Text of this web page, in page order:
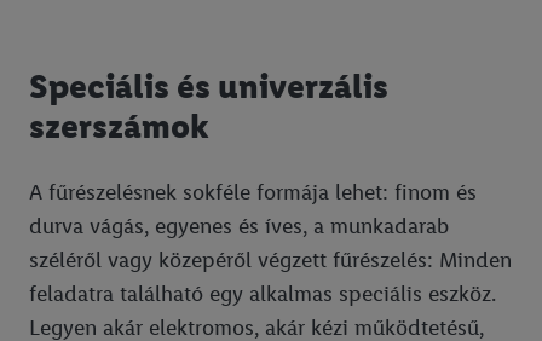
Speciális és univerzális
szerszámok
A fűrészelésnek sokféle formája lehet: finom és
durva vágás, egyenes és íves, a munkadarab
széléről vagy közepéről végzett fűrészelés: Minden
feladatra található egy alkalmas speciális eszköz.
Legyen akár elektromos, akár kézi működtetésű,